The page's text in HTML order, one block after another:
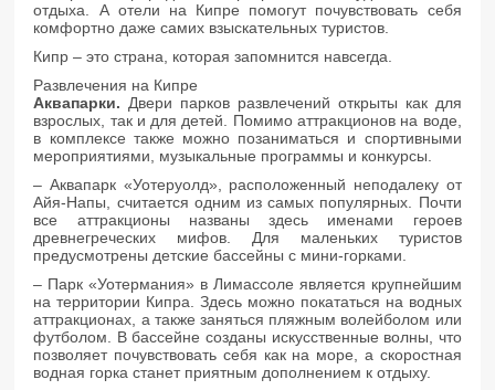
отдыха. А отели на Кипре помогут почувствовать себя
комфортно даже самих взыскательных туристов.
Кипр – это страна, которая запомнится навсегда.
Развлечения на Кипре
Аквапарки. Двери парков развлечений открыты как для
взрослых, так и для детей. Помимо аттракционов на воде,
в комплексе также можно позаниматься и спортивными
мероприятиями, музыкальные программы и конкурсы.
– Аквапарк «Уотеруолд», расположенный неподалеку от
Айя-Напы, считается одним из самых популярных. Почти
все аттракционы названы здесь именами героев
древнегреческих мифов. Для маленьких туристов
предусмотрены детские бассейны с мини-горками.
– Парк «Уотермания» в Лимассоле является крупнейшим
на территории Кипра. Здесь можно покататься на водных
аттракционах, а также заняться пляжным волейболом или
футболом. В бассейне созданы искусственные волны, что
позволяет почувствовать себя как на море, а скоростная
водная горка станет приятным дополнением к отдыху.